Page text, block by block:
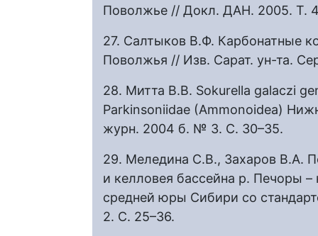
Поволжье // Докл. ДАН. 2005. Т.
27. Салтыков В.Ф. Карбонатные
Поволжья // Изв. Сарат. ун-та.
28. Митта В.В. Sokurella galaczi
Parkinsoniidae (Ammonoidea)
журн. 2004 б. № 3. С. 30–35.
29. Меледина С.В., Захаров В.А.
и келловея бассейна р. Печоры
средней юры Сибири со
2. С. 25–36.